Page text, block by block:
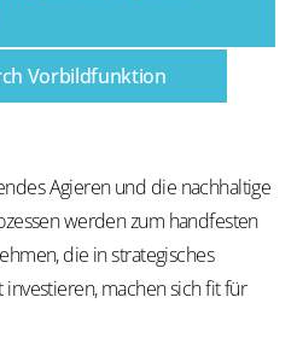
Vorbildfunktion
Agieren und die nachhaltige
werden zum handfesten
die in strategisches
machen sich fit für